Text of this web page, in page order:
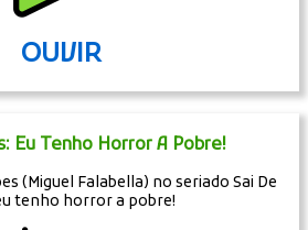
OUVIR
Eu Tenho Horror A Pobre!
(Miguel Falabella) no seriado Sai De
tenho horror a pobre!